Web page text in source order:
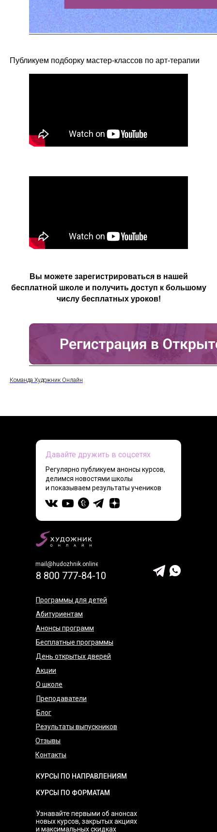
Публикуем подборку мастер-классов по арт-терапии
Вы можете зарегистрироваться в нашей
бесплатной школе и получить доступ к большому
числу бесплатных уроков!
Команда Художник Онлайн
Давайте дружить в соцсетях
mail@hudozhnik.online
Узнавайте первыми об анонсах
новых курсов, закрытых акциях
и максимальных скидках
Регулярно публикуем анонсы курсов,
делимся новостями школы
и показываем результаты учеников
8 800 777-84-10
КУРСЫ ПО НАПРАВЛЕНИЯМ
КУРСЫ ПО ФОРМАТАМ
Программы для детей
Абитуриентам
Анонсы программ
Бесплатные программы
День открытых дверей
Акции
О школе
Преподаватели
Блог
Результаты выпускников
Отзывы
Контакты